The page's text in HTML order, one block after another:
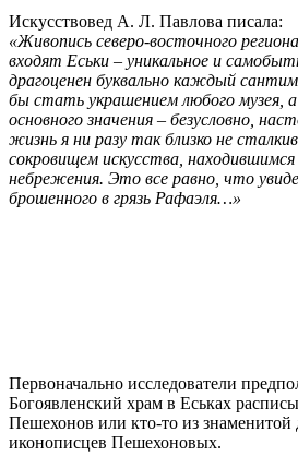
Искусствовед А. Л. Павлова писала:
«Живопись северо-восточного
входят Еськи – уникальное и
драгоценен буквально каждый
бы стать украшением любого музея,
основного значения – безусловно,
жизнь я ни разу так близко не
сокровищем искусства,
небрежения. Это все равно, что
брошенного в грязь Рафаэля…»
Первоначально исследователи
Богоявленский храм в Еськах
Пешехонов или кто-то из знаменитой
иконописцев Пешехоновых.